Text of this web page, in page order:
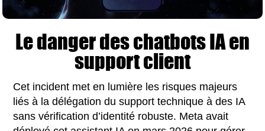
Le danger des chatbots IA en
support client
Cet incident met en lumière les risques majeurs
liés à la délégation du support technique à des IA
sans vérification d’identité robuste. Meta avait